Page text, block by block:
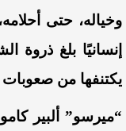
وخياله، حتى أحلامه
إنسانيًا بلغ ذروة
يكتنفها من صعوبات
“ميرسو” ألبير